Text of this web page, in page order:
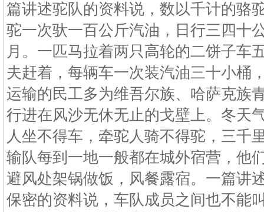
篇讲述驼队的资料说，数以千计的骆
驼一次驮一百公斤汽油，日行三四十
月。一匹马拉着两只高轮的二饼子车
夫赶着，每辆车一次装汽油三十小桶
运输的民工多为维吾尔族、哈萨克族
行进在风沙无休无止的戈壁上。冬天
人坐不得车，牵驼人骑不得驼，三千
输队每到一地一般都在城外宿营，他
避风处架锅做饭，风餐露宿。一篇讲
保密的资料说，车队成员之间也不能